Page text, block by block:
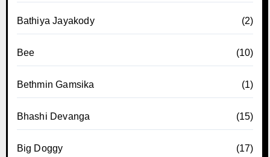
Bathiya Jayakody (2)
Bee (10)
Bethmin Gamsika (1)
Bhashi Devanga (15)
Big Doggy (17)